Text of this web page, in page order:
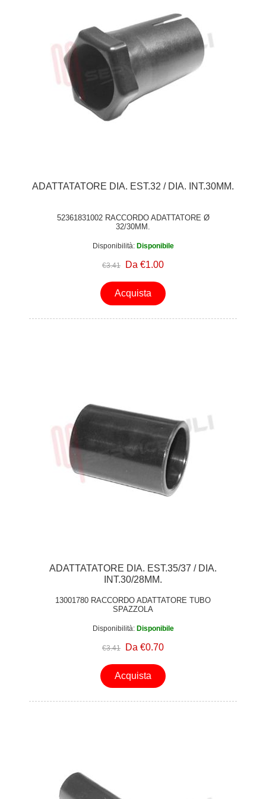
ADATTATATORE DIA. EST.32 / DIA. INT.30MM.
52361831002 RACCORDO ADATTATORE Ø
32/30MM.
Disponibilità: Disponibile
€3.41 Da €1.00
Acquista
ADATTATATORE DIA. EST.35/37 / DIA.
INT.30/28MM.
13001780 RACCORDO ADATTATORE TUBO
SPAZZOLA
Disponibilità: Disponibile
€3.41 Da €0.70
Acquista